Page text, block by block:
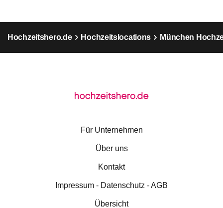
Hochzeitshero.de Hochzeitslocations München
Für Unternehmen
Über uns
Kontakt
Impressum - Datenschutz - AGB
Übersicht